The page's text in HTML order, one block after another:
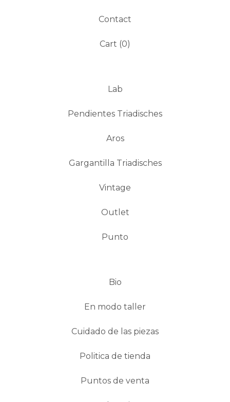
Contact
Cart (0)
Lab
Pendientes Triadisches
Aros
Gargantilla Triadisches
Vintage
Outlet
Punto
Bio
En modo taller
Cuidado de las piezas
Politica de tienda
Puntos de venta